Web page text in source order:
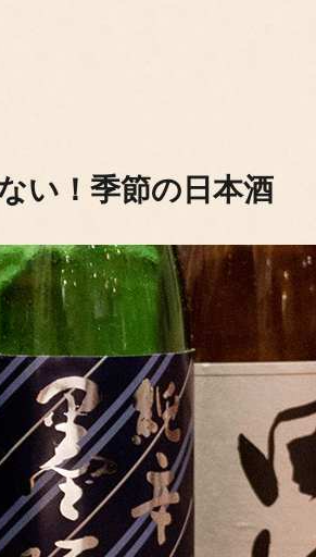
い！季節の日本酒